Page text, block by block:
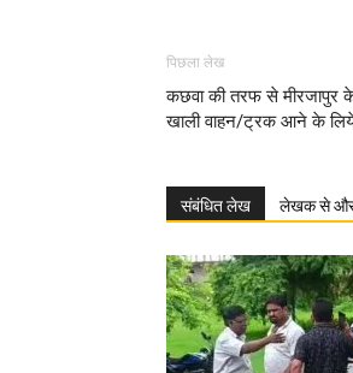
पिछला लेख
कछवा की तरफ से मीरजापुर
खाली वाहन/ट्रक आने के लिये
संबंधित लेख लेखक से